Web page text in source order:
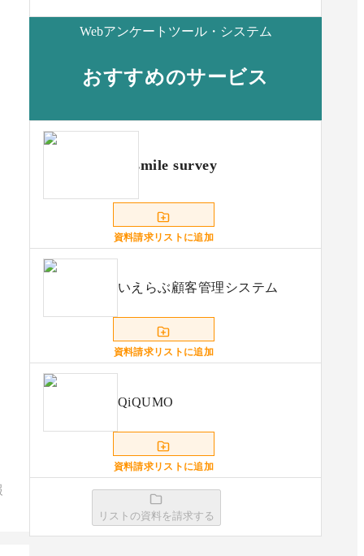
Webアンケートツール・システム
おすすめのサービス
smile survey
資料請求リストに追加
いえらぶ顧客管理システム
資料請求リストに追加
QiQUMO
資料請求リストに追加
QuestionProアンケート
リストの資料を請求する